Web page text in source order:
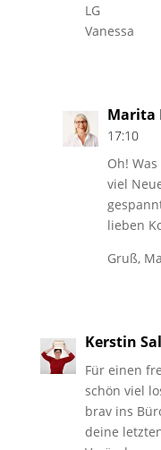
LG
Vanessa
Marita
17:10
Oh!
viel
lieben
Gruß,
Kerstin
Für einen
schön viel
brav ins
deine